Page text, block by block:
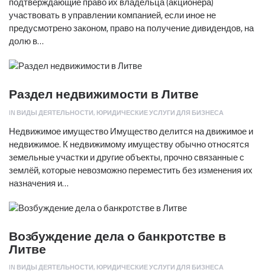
участвовать в управлении компанией, если иное не
предусмотрено законом, право на получение дивидендов, на
долю в…
Раздел недвижимости в Литве
IN ВИДЫ ДЕЯТЕЛЬНОСТИ, ЮРИДИЧЕСКИЕ УСЛУГИ ДЛЯ БИЗНЕСА
Недвижимое имущество Имущество делится на движимое и
недвижимое. К недвижимому имуществу обычно относятся
земельные участки и другие объекты, прочно связанные с
землёй, которые невозможно переместить без изменения их
назначения и…
Возбуждение дела о банкротстве в
Литве
IN ВИДЫ ДЕЯТЕЛЬНОСТИ, ЮРИДИЧЕСКИЕ УСЛУГИ ДЛЯ БИЗНЕСА